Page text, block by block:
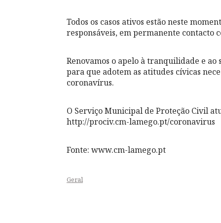
Todos os casos ativos estão neste
responsáveis, em permanente contacto
Renovamos o apelo à tranquilidade e
para que adotem as atitudes cívicas
coronavírus.
O Serviço Municipal de Proteção Civil
http://prociv.cm-lamego.pt/coronavirus
Fonte: www.cm-lamego.pt
Geral